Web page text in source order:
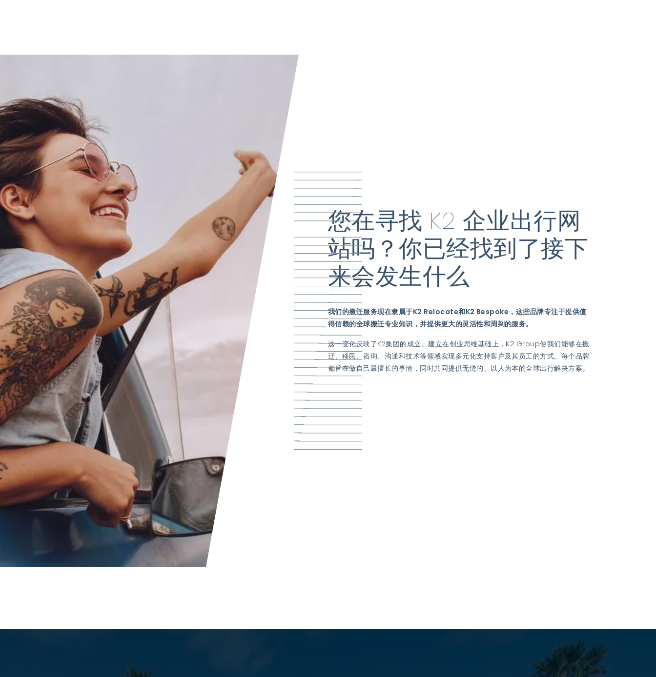
您在寻找 K2 企业出行网
站吗？你已经找到了接下
来会发生什么
我们的搬迁服务现在隶属于K2 Relocate和K2 Bespoke，这些品牌专注于提供值
得信赖的全球搬迁专业知识，并提供更大的灵活性和周到的服务。
这一变化反映了K2集团的成立。建立在创业思维基础上，K2 Group使我们能够在搬
迁、移民、咨询、沟通和技术等领域实现多元化支持客户及其员工的方式。每个品牌
都旨在做自己最擅长的事情，同时共同提供无缝的、以人为本的全球出行解决方案。
了解 K2 集团